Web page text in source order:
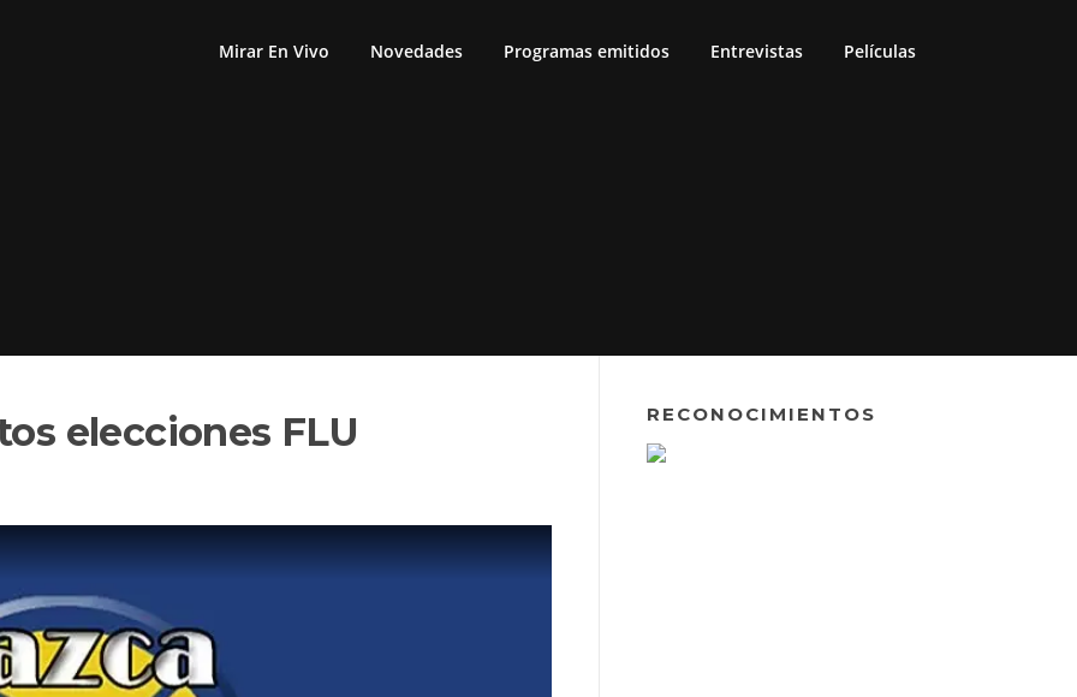
Mirar En Vivo Novedades Programas emitidos Entrevistas Películas
elecciones FLU RECONOCIMIENTOS